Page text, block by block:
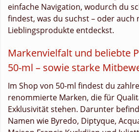
einfache Navigation, wodurch du
findest, was du suchst – oder auch
Lieblingsprodukte entdeckst.
Markenvielfalt und beliebte
50-ml – sowie starke
Im Shop von 50-ml findest du
renommierte Marken, die für
Exklusivität stehen. Darunter
Namen wie Byredo, Diptyque,